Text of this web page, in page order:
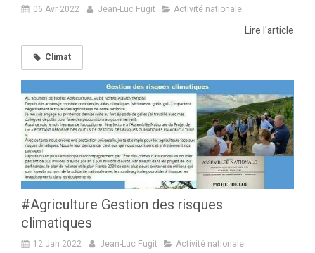
06 Avr 2022 Jean-Luc Fugit Activité nationale
Lire l'article
Climat
#Agriculture Gestion des risques
climatiques
12 Jan 2022 Jean-Luc Fugit Activité nationale